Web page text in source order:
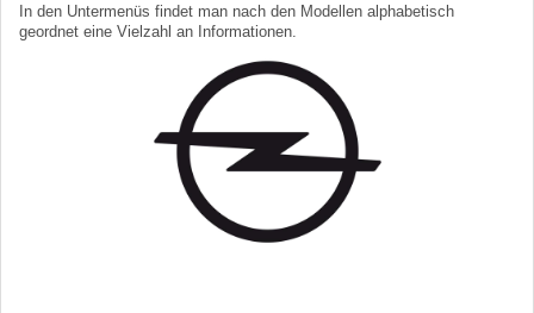
In den Untermenüs findet man nach den Modellen alphabetisch
geordnet eine Vielzahl an Informationen.